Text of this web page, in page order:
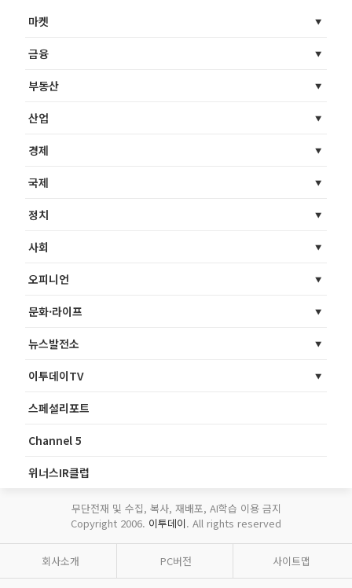
마켓
금융
부동산
산업
경제
국제
정치
사회
오피니언
문화·라이프
뉴스발전소
이투데이TV
스페셜리포트
Channel 5
위너스IR클럽
무단전재 및 수집, 복사, 재배포, AI학습 이용 금지
Copyright 2006. 이투데이. All rights reserved
회사소개 PC버전 사이트맵